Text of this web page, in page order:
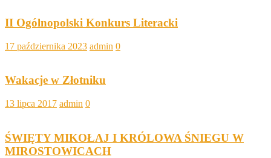
II Ogólnopolski Konkurs Literacki
17 października 2023 admin 0
Wakacje w Złotniku
13 lipca 2017 admin 0
ŚWIĘTY MIKOŁAJ I KRÓLOWA ŚNIEGU W
MIROSTOWICACH